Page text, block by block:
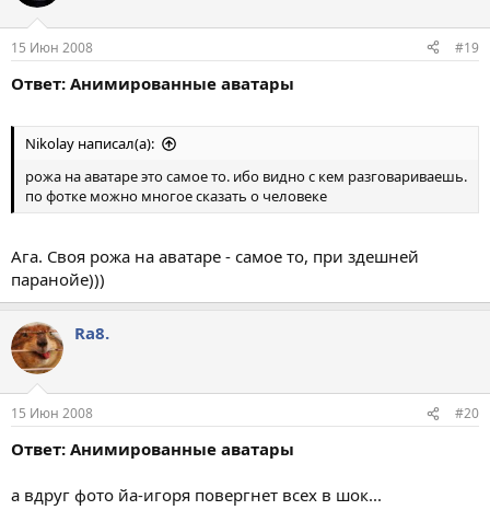
15 Июн 2008 #19
Ответ: Анимированные аватары
Nikolay написал(а):
рожа на аватаре это самое то. ибо видно с кем разговариваешь.
по фотке можно многое сказать о человеке
Ага. Своя рожа на аватаре - самое то, при здешней
паранойе)))
Ra8.
15 Июн 2008 #20
Ответ: Анимированные аватары
а вдруг фото йа-игоря повергнет всех в шок...